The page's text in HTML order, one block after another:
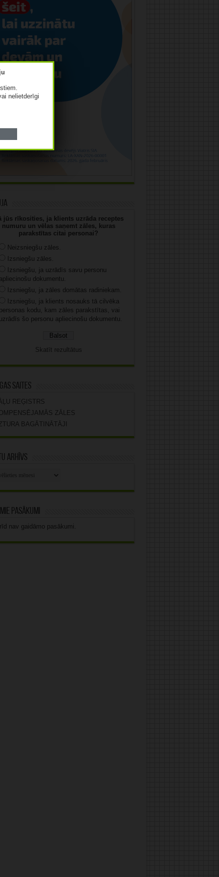
jūs rīkosities, ja klients uzrāda receptes
numuru un vēlas saņemt zāles, kuras
parakstītas citai personai?
Neizsniegšu zāles.
Izsniegšu zāles.
Izsniegšu, ja uzrādīs savu personu
dokumentu.
Izsniegšu, ja zāles domātas radiniekam.
Izsniegšu, ja klients nosauks tā cilvēka
kodu, kam zāles parakstītas, vai
šo personu apliecinošu dokumentu.
Skatīt rezultātus
saites
REĢISTRS
ZĀLES
BAGĀTINĀTĀJI
arhīvs
pasākumi
nav gaidāmo pasākumi.
nelietderīgi